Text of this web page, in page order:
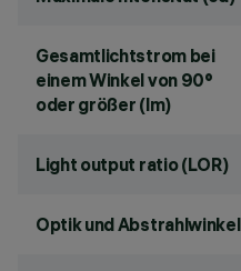
Gesamtlichtstrom bei
einem Winkel von 90°
oder größer (lm)
Light output ratio (LOR)
Optik und Abstrahlwinkel